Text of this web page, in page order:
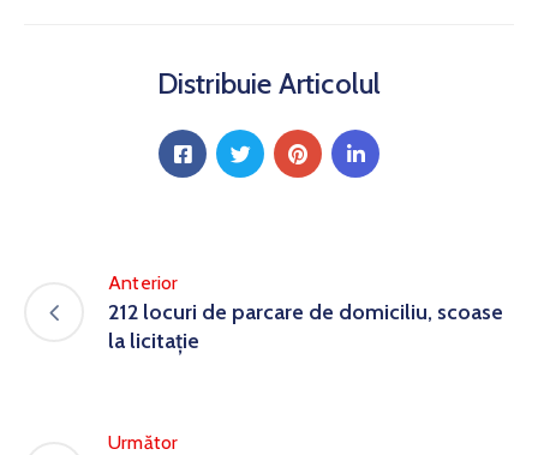
Distribuie Articolul
Anterior
212 locuri de parcare de domiciliu, scoase
la licitație
Următor